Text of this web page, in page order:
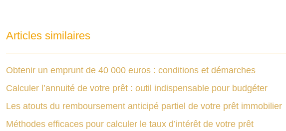
Articles similaires
Obtenir un emprunt de 40 000 euros : conditions et démarches
Calculer l’annuité de votre prêt : outil indispensable pour budgéter
Les atouts du remboursement anticipé partiel de votre prêt immobilier
Méthodes efficaces pour calculer le taux d’intérêt de votre prêt